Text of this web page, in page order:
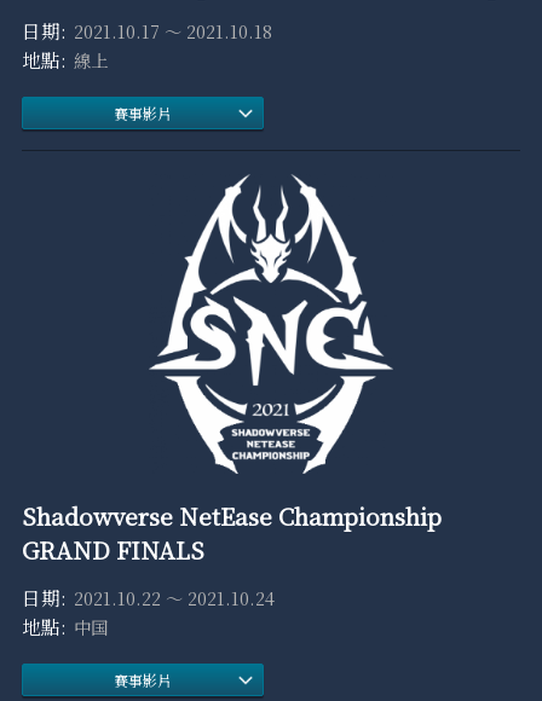
2021.10.17 ～ 2021.10.18
線上
賽事影片
Shadowverse NetEase Championship
GRAND FINALS
2021.10.22 ～ 2021.10.24
中国
賽事影片